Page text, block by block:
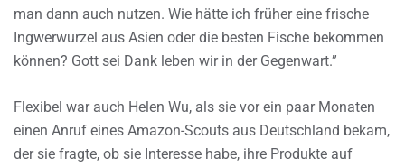
man dann auch nutzen. Wie hätte ich früher eine frische
Ingwerwurzel aus Asien oder die besten Fische bekommen
können? Gott sei Dank leben wir in der Gegenwart.”
Flexibel war auch Helen Wu, als sie vor ein paar Monaten
einen Anruf eines Amazon-Scouts aus Deutschland bekam,
der sie fragte, ob sie Interesse habe, ihre Produkte auf